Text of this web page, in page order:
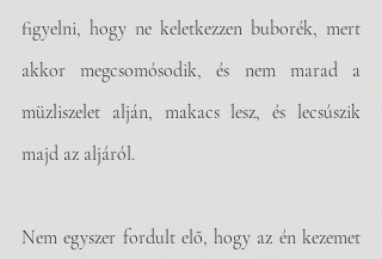
figyelni, hogy ne keletkezzen buborék, mert
akkor megcsomósodik, és nem marad a
müzliszelet alján, makacs lesz, és lecsúszik
majd az aljáról.
Nem egyszer fordult elő, hogy az én kezemet